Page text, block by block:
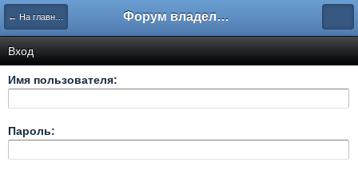
← На главную Форум владельцев интернет-магазинов
Вход
Имя пользователя:
Пароль: